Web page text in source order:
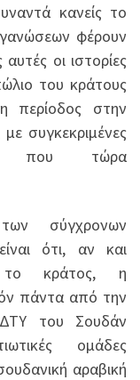
κανείς το
φέρουν
οι ιστορίες
του κράτους
περίοδος στην
συγκεκριμένες
που τώρα
σύγχρονων
ότι, αν και
το κράτος, η
πάντα από την
του Σουδάν
ομάδες
αραβική